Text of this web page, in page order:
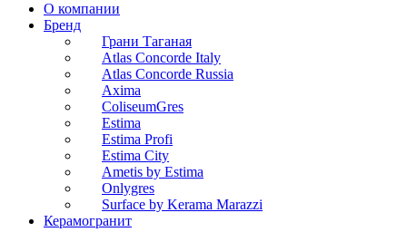
О компании
Бренд
Грани Таганая
Atlas Concorde Italy
Atlas Concorde Russia
Axima
ColiseumGres
Estima
Estima Profi
Estima City
Ametis by Estima
Onlygres
Surface by Kerama Marazzi
Керамогранит